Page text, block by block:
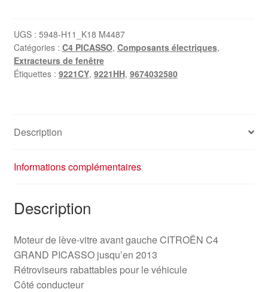
lève-
vitre
avant
gauche
9674032580
9221HH
UGS : 5948-H11_K18 M4487
Catégories : C4 PICASSO, Composants électriques,
Extracteurs de fenêtre
Étiquettes : 9221CY, 9221HH, 9674032580
Description
Informations complémentaires
Description
Moteur de lève-vitre avant gauche CITROËN C4
GRAND PICASSO jusqu’en 2013
Rétroviseurs rabattables pour le véhicule
Côté conducteur